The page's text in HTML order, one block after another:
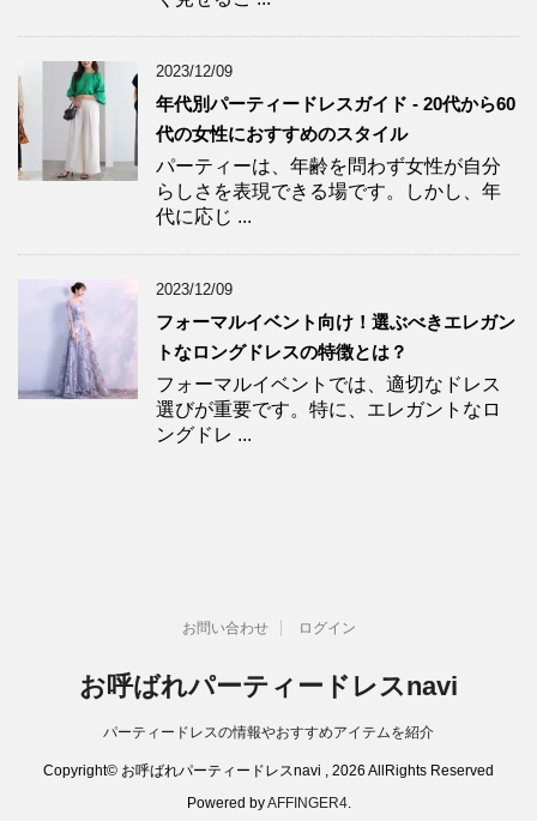
2023/12/09
年代別パーティードレスガイド - 20代から60
代の女性におすすめのスタイル
パーティーは、年齢を問わず女性が自分
らしさを表現できる場です。しかし、年
代に応じ ...
2023/12/09
フォーマルイベント向け！選ぶべきエレガン
トなロングドレスの特徴とは？
フォーマルイベントでは、適切なドレス
選びが重要です。特に、エレガントなロ
ングドレ ...
お問い合わせ ログイン
お呼ばれパーティードレスnavi
パーティードレスの情報やおすすめアイテムを紹介
Copyright© お呼ばれパーティードレスnavi , 2026 AllRights Reserved
Powered byAFFINGER4.